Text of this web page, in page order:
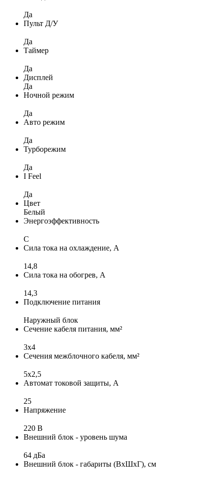
Да
Пульт Д/У
Да
Таймер
Да
Дисплей
Да
Ночной режим
Да
Авто режим
Да
Турборежим
Да
I Feel
Да
Цвет
Белый
Энергоэффективность
C
Сила тока на охлаждение, А
14,8
Сила тока на обогрев, А
14,3
Подключение питания
Наружный блок
Сечение кабеля питания, мм²
3х4
Сечения межблочного кабеля, мм²
5x2,5
Автомат токовой защиты, А
25
Напряжение
220 В
Внешний блок - уровень шума
64 дБа
Внешний блок - габариты (ВхШхГ), см